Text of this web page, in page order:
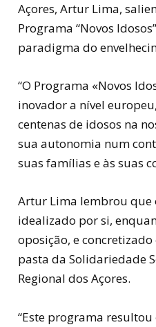
Açores, Artur Lima,
Programa “Novos
paradigma do
“O Programa «Novos
inovador a nível
centenas de idosos na
sua autonomia num
suas famílias e às suas
Artur Lima lembrou que
idealizado por si,
oposição, e
pasta da Solidariedade
Regional dos Açores.
“Este programa